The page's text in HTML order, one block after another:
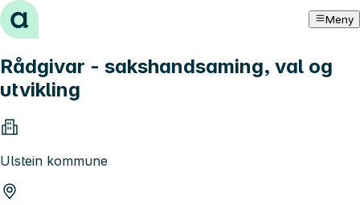
Hopp til innhold Meny
Rådgivar - sakshandsaming, val og
utvikling
Ulstein kommune